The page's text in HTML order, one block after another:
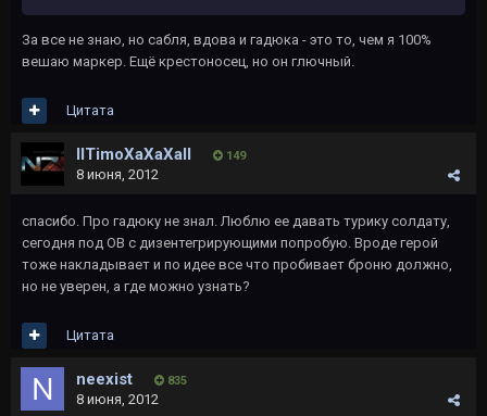
За все не знаю, но сабля, вдова и гадюка - это то, чем я 100%
вешаю маркер. Ещё крестоносец, но он глючный.
Цитата
IITimoXaXaXaII 149
8 июня, 2012
спасибо. Про гадюку не знал. Люблю ее давать турику солдату,
сегодня под ОВ с дизентегрирующими попробую. Вроде герой
тоже накладывает и по идее все что пробивает броню должно,
но не уверен, а где можно узнать?
Цитата
neexist 835
8 июня, 2012